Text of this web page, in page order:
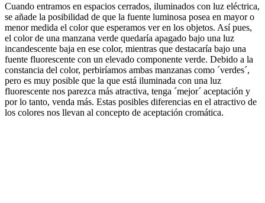
Cuando entramos en espacios cerrados, iluminados con luz eléctrica,
se añade la posibilidad de que la fuente luminosa posea en mayor o
menor medida el color que esperamos ver en los objetos. Así pues,
el color de una manzana verde quedaría apagado bajo una luz
incandescente baja en ese color, mientras que destacaría bajo una
fuente fluorescente con un elevado componente verde. Debido a la
constancia del color, perbiríamos ambas manzanas como ´verdes´,
pero es muy posible que la que está iluminada con una luz
fluorescente nos parezca más atractiva, tenga ´mejor´ aceptación y
por lo tanto, venda más. Estas posibles diferencias en el atractivo de
los colores nos llevan al concepto de aceptación cromática.